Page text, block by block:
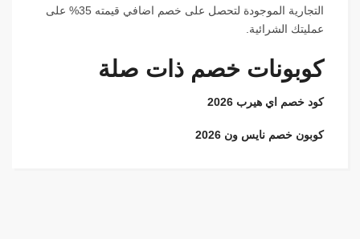
التجارية الموجودة لتحصل على خصم اضافي قيمته 35% على
عمليتك الشرائية.
كوبونات خصم ذات صلة
كود خصم اي هيرب 2026
كوبون خصم نايس ون 2026